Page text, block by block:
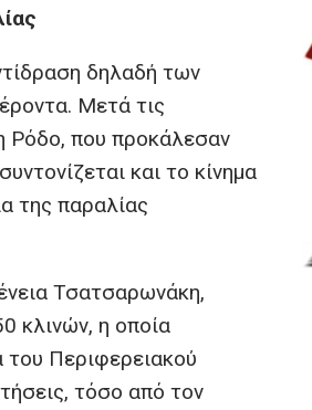
δηλαδή των
Μετά τις
Ρόδο, που προκάλεσαν
και το κίνημα
της παραλίας
Τσατσαρωνάκη,
κλινών, η οποία
του Περιφερειακού
τόσο από τον